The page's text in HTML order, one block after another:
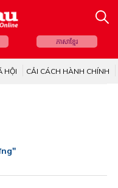
ភាសាខ្មែរ
HỘI CẢI CÁCH HÀNH CHÍNH